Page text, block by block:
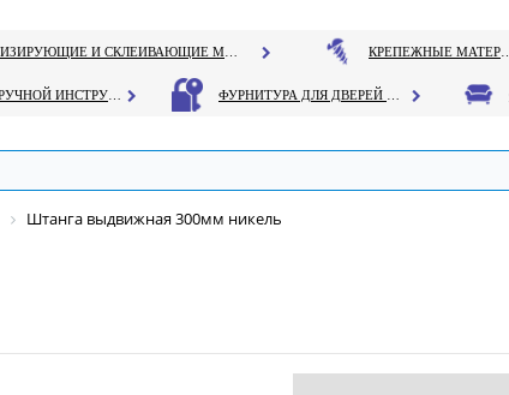
Штанга выдвижная 300мм никель